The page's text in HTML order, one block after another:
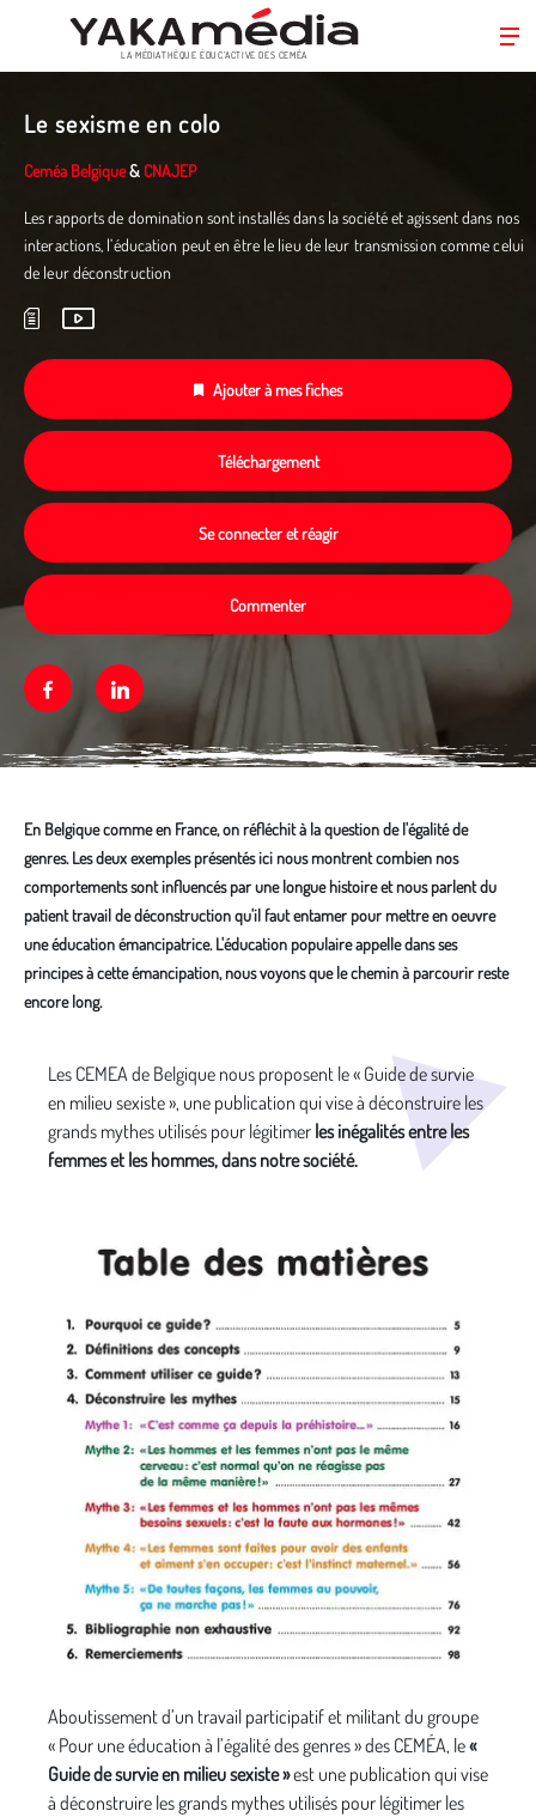
principal
LA MÉDIATHÈQUE ÉDUC’ACTIVE DES CEMÉA
Le sexisme en colo
Ceméa Belgique& CNAJEP
Les rapports de domination sont installés dans la société et agissent dans nos
interactions, l’éducation peut en être le lieu de leur transmission comme celui
de leur déconstruction
Ajouter à mes fiches
Téléchargement
Se connecter et réagir
Commenter
FacebookLinkedin
En Belgique comme en France, on réfléchit à la question de l'égalité de
genres. Les deux exemples présentés ici nous montrent combien nos
comportements sont influencés par une longue histoire et nous parlent du
patient travail de déconstruction qu'il faut entamer pour mettre en oeuvre
une éducation émancipatrice. L'éducation populaire appelle dans ses
principes à cette émancipation, nous voyons que le chemin à parcourir reste
encore long.
Les CEMEA de Belgique nous proposent le « Guide de survie
en milieu sexiste », une publication qui vise à déconstruire les
grands mythes utilisés pour légitimer les inégalités entre les
femmes et les hommes, dans notre société.
Aboutissement d’un travail participatif et militant du groupe
« Pour une éducation à l’égalité des genres » des CEMÉA, le«
Guide de survie en milieu sexiste »est une publication qui vise
à déconstruire les grands mythes utilisés pour légitimer les